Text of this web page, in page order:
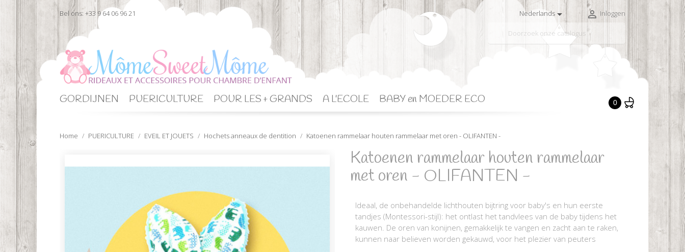
Bel ons: +33 9 64 06 96 21 Nederlands  Inloggen
GORDIJNEN PUERICULTURE POUR LES + GRANDS A L'ECOLE BABY en MOEDER ECO 0
Home PUERICULTURE EVEIL ET JOUETS Hochets anneaux de dentition Katoenen rammelaar houten rammelaar met oren - OLIFANTEN -
Katoenen rammelaar houten rammelaar
met oren - OLIFANTEN -
Ideaal, de onbehandelde lichthouten bijtring voor baby's en hun eerste
tandjes (Montessori-stijl): het ontlast het tandvlees van de baby tijdens het
kauwen. De oren van konijnen, gemakkelijk te vangen en zacht aan te raken,
kunnen naar believen worden gekauwd, voor het plezier van peuters